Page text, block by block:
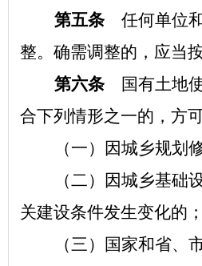
第五条任何单位和
整。确需调整的，应当
第六条国有土地使
合下列情形之一的，方
（一）因城乡规划
（二）因城乡基
关建设条件发生变化的；
（三）国家和省、